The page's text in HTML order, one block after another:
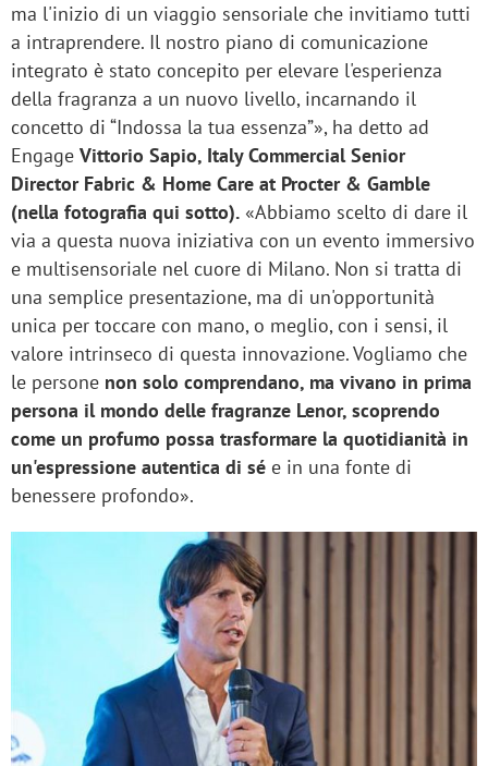
ma l'inizio di un viaggio sensoriale che invitiamo tutti
a intraprendere. Il nostro piano di comunicazione
integrato è stato concepito per elevare l'esperienza
della fragranza a un nuovo livello, incarnando il
concetto di “Indossa la tua essenza”», ha detto ad
Engage Vittorio Sapio, Italy Commercial Senior
Director Fabric & Home Care at Procter & Gamble
(nella fotografia qui sotto). «Abbiamo scelto di dare il
via a questa nuova iniziativa con un evento immersivo
e multisensoriale nel cuore di Milano. Non si tratta di
una semplice presentazione, ma di un'opportunità
unica per toccare con mano, o meglio, con i sensi, il
valore intrinseco di questa innovazione. Vogliamo che
le persone non solo comprendano, ma vivano in prima
persona il mondo delle fragranze Lenor, scoprendo
come un profumo possa trasformare la quotidianità in
un'espressione autentica di sé e in una fonte di
benessere profondo».